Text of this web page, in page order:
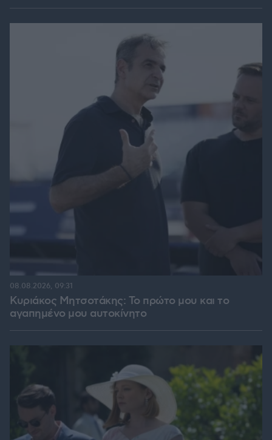
Κυριάκος Μητσοτάκης: Το πρώτο μου και το
αγαπημένο μου αυτοκίνητο
08.08.2026, 09:31